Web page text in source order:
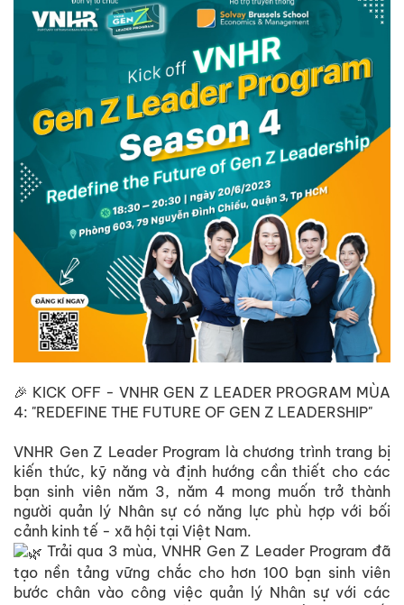
🎉 KICK OFF - VNHR GEN Z LEADER PROGRAM MÙA
4: "REDEFINE THE FUTURE OF GEN Z LEADERSHIP"
VNHR Gen Z Leader Program là chương trình trang bị
kiến thức, kỹ năng và định hướng cần thiết cho các
bạn sinh viên năm 3, năm 4 mong muốn trở thành
người quản lý Nhân sự có năng lực phù hợp với bối
cảnh kinh tế - xã hội tại Việt Nam.
Trải qua 3 mùa, VNHR Gen Z Leader Program đã
tạo nền tảng vững chắc cho hơn 100 bạn sinh viên
bước chân vào công việc quản lý Nhân sự với các